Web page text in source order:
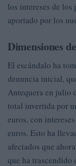
los intereses de
aportado por los
Dimensiones
El escándalo ha
denuncia inicial,
Antequera en julio
total invertida por
euros, con
euros. Esto ha
afectados que
que ha trascendido